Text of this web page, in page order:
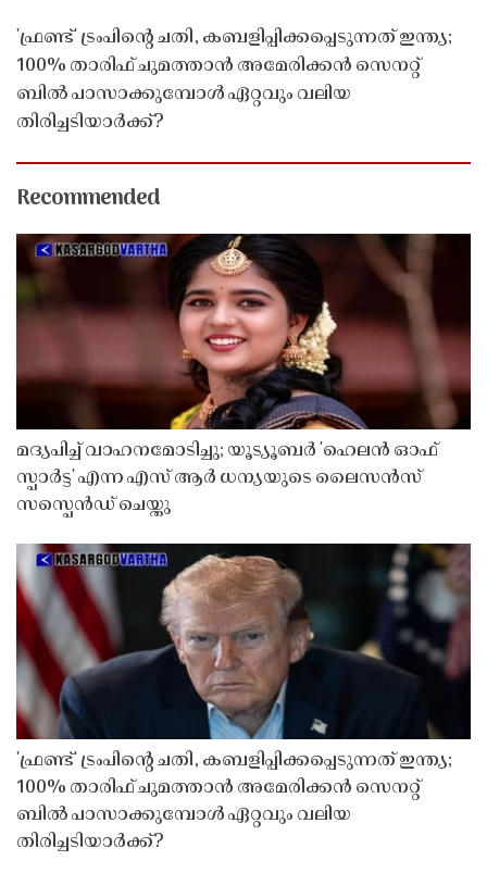
'ഫ്രണ്ട്' ട്രംപിന്റെ ചതി, കബളിപ്പിക്കപ്പെടുന്നത് ഇന്ത്യ;
100% താരിഫ് ചുമത്താൻ അമേരിക്കൻ സെനറ്റ്
ബിൽ പാസാക്കുമ്പോൾ ഏറ്റവും വലിയ
തിരിച്ചടിയാർക്ക്?
Recommended
മദ്യപിച്ച് വാഹനമോടിച്ചു; യൂട്യൂബർ 'ഹെലൻ ഓഫ്
സ്പാർട്ട' എന്ന എസ് ആർ ധന്യയുടെ ലൈസൻസ്
സസ്പെൻഡ് ചെയ്തു ​​​​​​​
'ഫ്രണ്ട്' ട്രംപിന്റെ ചതി, കബളിപ്പിക്കപ്പെടുന്നത് ഇന്ത്യ;
100% താരിഫ് ചുമത്താൻ അമേരിക്കൻ സെനറ്റ്
ബിൽ പാസാക്കുമ്പോൾ ഏറ്റവും വലിയ
തിരിച്ചടിയാർക്ക്?